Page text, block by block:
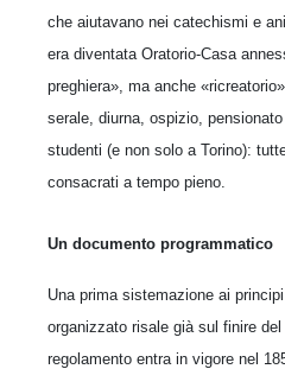
che aiutavano nei catechismi e
era diventata Oratorio-Casa
preghiera», ma anche
serale, diurna, ospizio,
studenti (e non solo a Torino):
consacrati a tempo pieno.
Un documento programmatico
Una prima sistemazione ai
organizzato risale già sul finire
regolamento entra in vigore nel